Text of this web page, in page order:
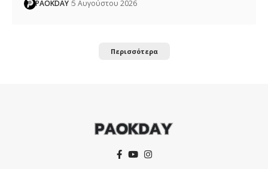
PAOKDAY 5 Αυγούστου 2026
Περισσότερα